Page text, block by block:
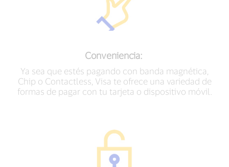
Conveniencia:
Ya sea que estés pagando con banda magnética,
Chip o Contactless, Visa te ofrece una variedad de
formas de pagar con tu tarjeta o dispositivo móvil.